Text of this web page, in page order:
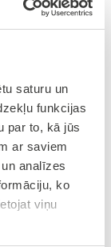
saturu un
funkcijas
par to, kā jūs
ar saviem
analīzes
ko
viņu